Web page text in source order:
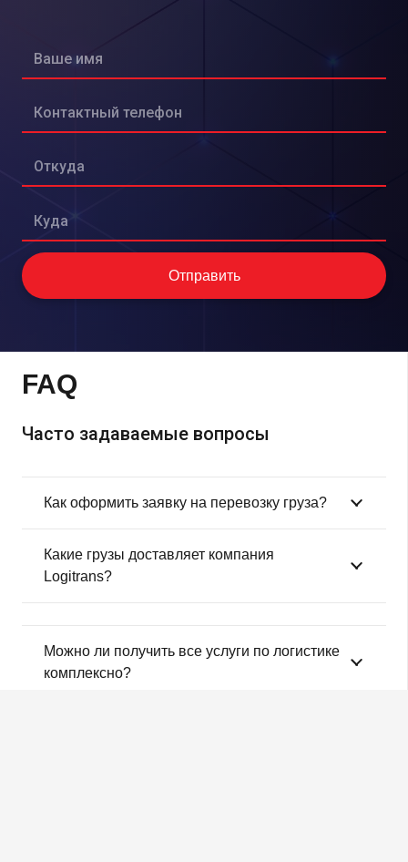
FAQ
Часто задаваемые вопросы
Как оформить заявку на перевозку груза?
Какие грузы доставляет компания
Logitrans?
Можно ли получить все услуги по логистике
комплексно?